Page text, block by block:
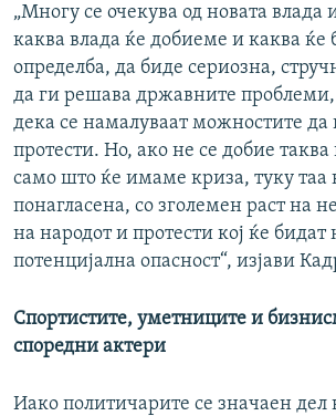
„Многу се очекува од новата влада
каква влада ќе добиеме и каква ќе
определба, да биде сериозна,
да ги решава државните
дека се намалуваат можностите
протести. Но, ако не се добие
само што ќе имаме криза, туку таа
понагласена, со зголемен раст на
на народот и протести кој ќе
потенцијална опасност“, изјави
Спортистите, уметниците и
споредни актери
Иако политичарите се значаен дел